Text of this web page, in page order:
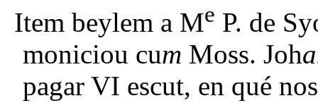
Item beylem a Me P. de
moniciou cum Moss. Joh
pagar VI escut, en qué